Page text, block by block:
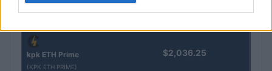
TruFin Staked APT
kpk ETH Prime
(KPK ETH PRIME)
$2,036.25